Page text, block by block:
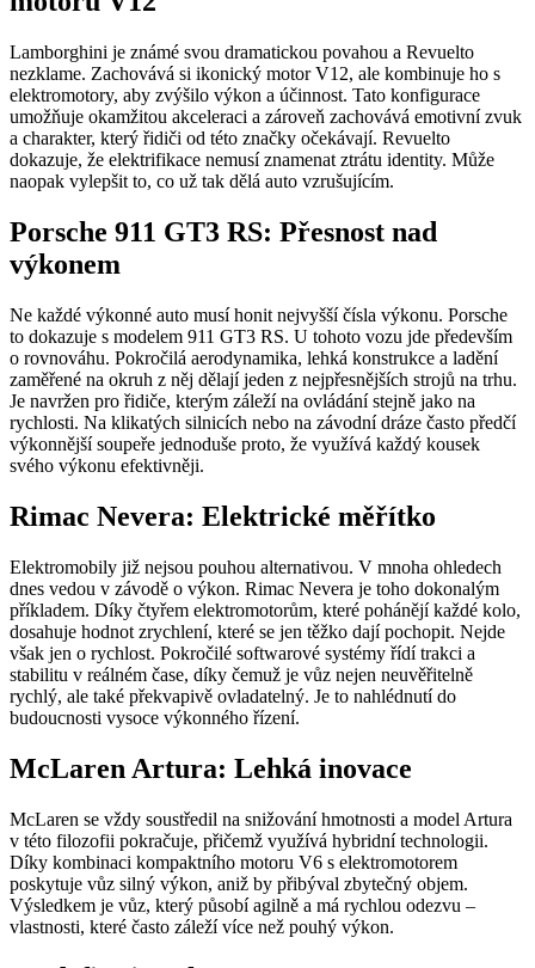
Lamborghini je známé svou dramatickou povahou a Revuelto
nezklame. Zachovává si ikonický motor V12, ale kombinuje ho s
elektromotory, aby zvýšilo výkon a účinnost. Tato konfigurace
umožňuje okamžitou akceleraci a zároveň zachovává emotivní zvuk
a charakter, který řidiči od této značky očekávají. Revuelto
dokazuje, že elektrifikace nemusí znamenat ztrátu identity. Může
naopak vylepšit to, co už tak dělá auto vzrušujícím.
Porsche 911 GT3 RS: Přesnost nad
výkonem
Ne každé výkonné auto musí honit nejvyšší čísla výkonu. Porsche
to dokazuje s modelem 911 GT3 RS. U tohoto vozu jde především
o rovnováhu. Pokročilá aerodynamika, lehká konstrukce a ladění
zaměřené na okruh z něj dělají jeden z nejpřesnějších strojů na trhu.
Je navržen pro řidiče, kterým záleží na ovládání stejně jako na
rychlosti. Na klikatých silnicích nebo na závodní dráze často předčí
výkonnější soupeře jednoduše proto, že využívá každý kousek
svého výkonu efektivněji.
Rimac Nevera: Elektrické měřítko
Elektromobily již nejsou pouhou alternativou. V mnoha ohledech
dnes vedou v závodě o výkon. Rimac Nevera je toho dokonalým
příkladem. Díky čtyřem elektromotorům, které pohánějí každé kolo,
dosahuje hodnot zrychlení, které se jen těžko dají pochopit. Nejde
však jen o rychlost. Pokročilé softwarové systémy řídí trakci a
stabilitu v reálném čase, díky čemuž je vůz nejen neuvěřitelně
rychlý, ale také překvapivě ovladatelný. Je to nahlédnutí do
budoucnosti vysoce výkonného řízení.
McLaren Artura: Lehká inovace
McLaren se vždy soustředil na snižování hmotnosti a model Artura
v této filozofii pokračuje, přičemž využívá hybridní technologii.
Díky kombinaci kompaktního motoru V6 s elektromotorem
poskytuje vůz silný výkon, aniž by přibýval zbytečný objem.
Výsledkem je vůz, který působí agilně a má rychlou odezvu –
vlastnosti, které často záleží více než pouhý výkon.